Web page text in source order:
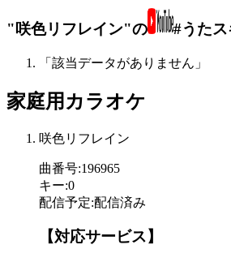
"咲色リフレイン"の #うた
「該当データがありません」
家庭用カラオケ
咲色リフレイン
曲番号:196965
キー:0
配信予定:配信済み
【対応サービス】